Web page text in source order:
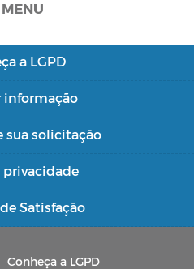
MENU
a LGPD
informação
sua solicitação
privacidade
Satisfação
Conheça a LGPD